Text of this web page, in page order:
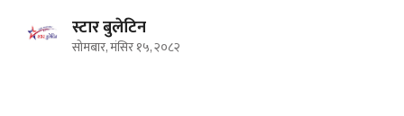
स्टार बुलेटिन
सोमबार, मंसिर १५, २०८२